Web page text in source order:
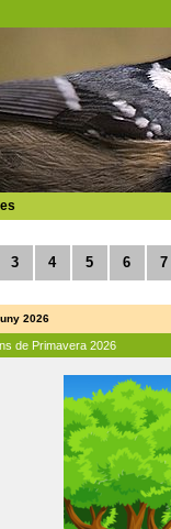
3 4 5 6 7
2026
de Primavera 2026